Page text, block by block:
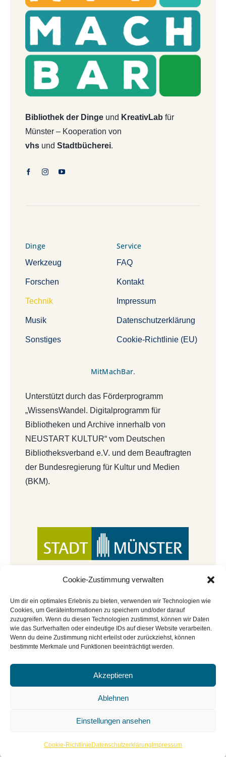
Cookie-Zustimmung verwalten
Um dir ein optimales Erlebnis zu bieten, verwenden wir Technologien wie
Cookies, um Geräteinformationen zu speichern und/oder darauf
zuzugreifen. Wenn du diesen Technologien zustimmst, können wir Daten
wie das Surfverhalten oder eindeutige IDs auf dieser Website verarbeiten.
Wenn du deine Zustimmung nicht erteilst oder zurückziehst, können
bestimmte Merkmale und Funktionen beeinträchtigt werden.
Akzeptieren
Ablehnen
Einstellungen ansehen
Cookie-Richtlinie Datenschutzerklärung Impressum
Bibliothek der Dingeund KreativLab für
Münster – Kooperation von
vhsund Stadtbücherei.
Dinge
Werkzeug
Forschen
Technik
Musik
Sonstiges
Service
FAQ
Kontakt
Impressum
Datenschutzerklärung
Cookie-Richtlinie (EU)
MitMachBar.
Unterstützt durch das Förderprogramm
„WissensWandel. Digitalprogramm für
Bibliotheken und Archive innerhalb von
NEUSTART KULTUR“ vom Deutschen
Bibliotheksverband e.V. und dem Beauftragten
der Bundesregierung für Kultur und Medien
(BKM).
© Copyright 2022 - 2026 | Mitmachbar der
Cookie-Richtlinie